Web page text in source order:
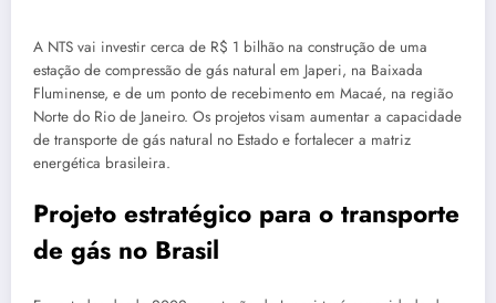
A NTS vai investir cerca de R$ 1 bilhão na construção de uma
estação de compressão de gás natural em Japeri, na Baixada
Fluminense, e de um ponto de recebimento em Macaé, na região
Norte do Rio de Janeiro. Os projetos visam aumentar a capacidade
de transporte de gás natural no Estado e fortalecer a matriz
energética brasileira.
Projeto estratégico para o transporte
de gás no Brasil